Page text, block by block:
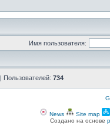
Имя пользователя:
| Пользователей: 734
News Site map
Создано на основе